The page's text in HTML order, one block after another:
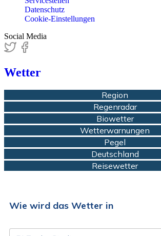
Datenschutz
Cookie-Einstellungen
Social Media
Wetter
Region
Regenradar
Biowetter
Wetterwarnungen
Pegel
Deutschland
Reisewetter
Wie wird das Wetter in